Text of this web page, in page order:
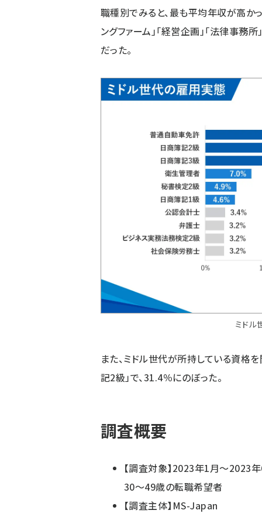
職種別でみると、最も平均年収が高か
ングファーム」「経営企画」「法律事
だった。
ミドル
また、ミドル世代が所持している資格
記2級」で、31.4％にのぼった。
調査概要
【調査対象】2023年1月～2023
30～49歳の転職希望者
【調査主体】MS-Japan